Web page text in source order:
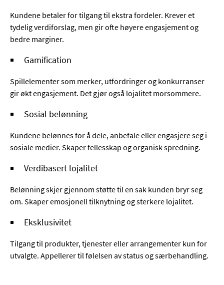
Kundene betaler for tilgang til ekstra fordeler. Krever et
tydelig verdiforslag, men gir ofte høyere engasjement og
bedre marginer.
Gamification
Spillelementer som merker, utfordringer og konkurranser
gir økt engasjement. Det gjør også lojalitet morsommere.
Sosial belønning
Kundene belønnes for å dele, anbefale eller engasjere seg i
sosiale medier. Skaper fellesskap og organisk spredning.
Verdibasert lojalitet
Belønning skjer gjennom støtte til en sak kunden bryr seg
om. Skaper emosjonell tilknytning og sterkere lojalitet.
Eksklusivitet
Tilgang til produkter, tjenester eller arrangementer kun for
utvalgte. Appellerer til følelsen av status og særbehandling.